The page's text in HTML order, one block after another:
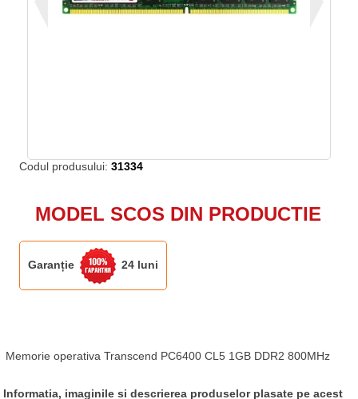
Codul produsului:31334
MODEL SCOS DIN PRODUCTIE
Garanție 24 luni
Memorie operativa Transcend PC6400 CL5 1GB DDR2 800MHz
Informatia, imaginile si descrierea produselor plasate pe acest